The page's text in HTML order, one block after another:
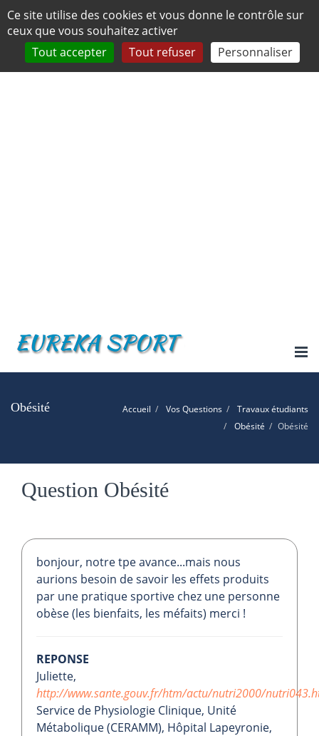
Obésité Accueil Vos Questions
Travaux étudiants
Obésité
Obésité
Question Obésité
bonjour, notre tpe avance...mais nous
aurions besoin de savoir les effets produits
par une pratique sportive chez une personne
obèse (les bienfaits, les méfaits) merci !
REPONSE
Juliette,
http://www.sante.gouv.fr/htm/actu/nutri2000/
Service de Physiologie Clinique, Unité
Métabolique (CERAMM), Hôpital Lapeyronie,
Panneau de gestion des cookies
Ce site utilise des cookies et vous donne le contrôle sur
ceux que vous souhaitez activer
Tout accepter
Tout refuser Personnaliser